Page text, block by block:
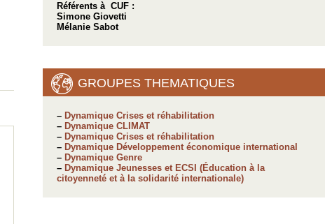
Référents à CUF :
Simone Giovetti
Mélanie Sabot
GROUPES THEMATIQUES
– Dynamique Crises et réhabilitation
– Dynamique CLIMAT
– Dynamique Crises et réhabilitation
– Dynamique Développement économique international
– Dynamique Genre
– Dynamique Jeunesses et ECSI (Éducation à la
citoyenneté et à la solidarité internationale)